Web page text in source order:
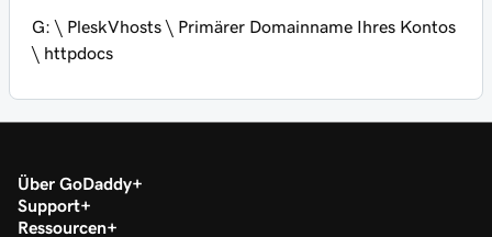
G: \ PleskVhosts \ Primärer Domainname Ihres Kontos
\ httpdocs
Über GoDaddy
Support
Ressourcen